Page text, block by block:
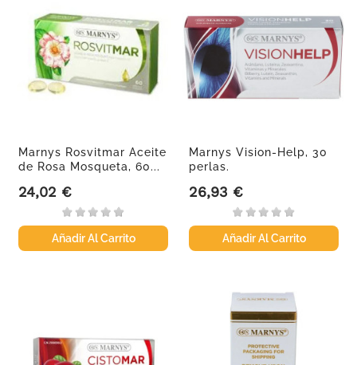
Marnys Rosvitmar Aceite
de Rosa Mosqueta, 60...
Precio
24,02 €
Añadir Al Carrito
Marnys Vision-Help, 30
perlas.
Precio
26,93 €
Añadir Al Carrito